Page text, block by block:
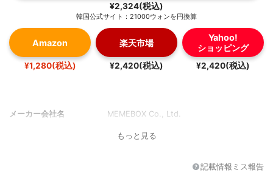
¥2,324(税込)
韓国公式サイト：21000ウォンを円換算
Amazon
¥1,280(税込)
楽天市場
¥2,420(税込)
Yahoo!
ショッピング
¥2,420(税込)
メーカー会社名 MEMEBOX Co., Ltd.
もっと見る
記載情報ミス報告